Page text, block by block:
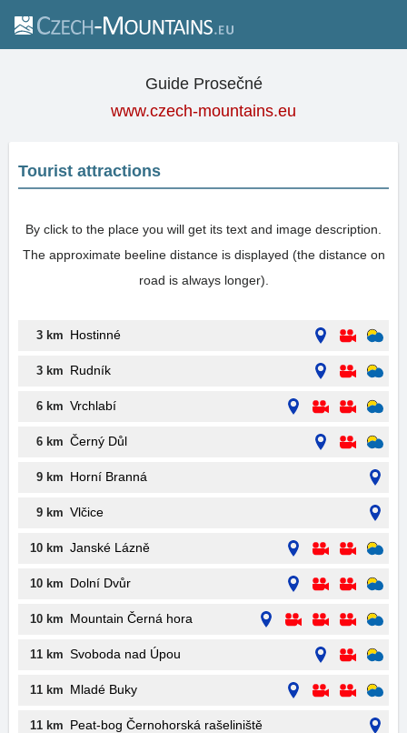
Guide Prosečné
www.czech-mountains.eu
Tourist attractions
By click to the place you will get its text and image description.
The approximate beeline distance is displayed (the distance on
road is always longer).
3 km Hostinné
3 km Rudník
6 km Vrchlabí
6 km Černý Důl
9 km Horní Branná
9 km Vlčice
10 km Janské Lázně
10 km Dolní Dvůr
10 km Mountain Černá hora
11 km Svoboda nad Úpou
11 km Mladé Buky
11 km Peat-bog Černohorská rašeliniště